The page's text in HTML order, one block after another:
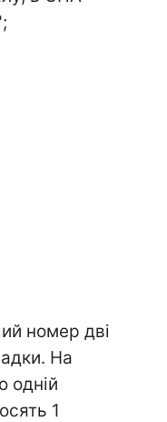
номер дві
На
одній
1